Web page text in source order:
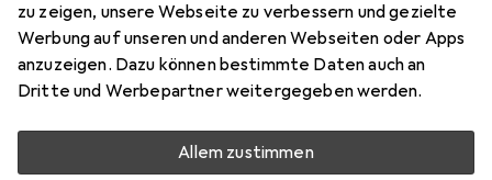
zu zeigen, unsere Webseite zu verbessern und gezielte
Werbung auf unseren und anderen Webseiten oder Apps
anzuzeigen. Dazu können bestimmte Daten auch an
Dritte und Werbepartner weitergegeben werden.
Allem zustimmen
Preis in EUR inkl. MwSt.
Bewertungen